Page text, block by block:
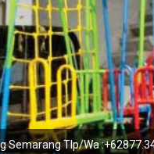
pengecatan playground